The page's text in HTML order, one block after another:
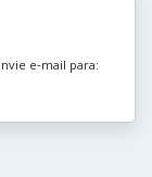
e‑mail para: